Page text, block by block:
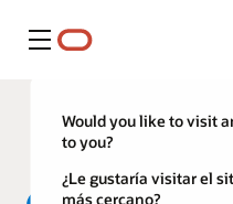
Menú
Would you like to visit
to you?
¿Le gustaría visitar el
más cercano?